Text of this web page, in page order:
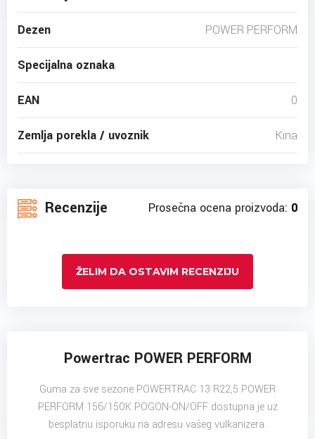
Dezen POWER PERFORM
Specijalna oznaka
EAN 0
Zemlja porekla / uvoznik Kina
Recenzije Prosečna ocena proizvoda: 0
ŽELIM DA OSTAVIM RECENZIJU
Powertrac POWER PERFORM
Guma za sve sezone POWERTRAC 13 R22,5 POWER
PERFORM 156/150K POGON-ON/OFF dostupna je uz
besplatnu isporuku na adresu vašeg vulkanizera.